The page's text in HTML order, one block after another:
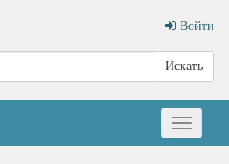
Войти
Искать
Меню